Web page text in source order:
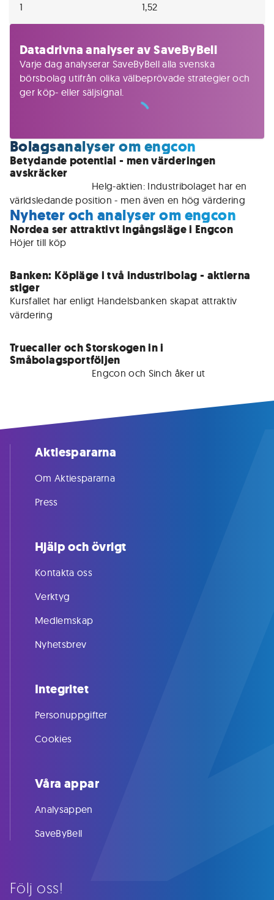
1 1,52
Datadrivna analyser av SaveByBell
Varje dag analyserar SaveByBell alla svenska
börsbolag utifrån olika välbeprövade strategier och
ger köp- eller säljsignal.
Bolagsanalyser om engcon
Betydande potential - men värderingen
avskräcker
Helg-aktien: Industribolaget har en
världsledande position - men även en hög värdering
Nyheter och analyser om engcon
Nordea ser attraktivt ingångsläge i Engcon
Höjer till köp
Banken: Köpläge i två industribolag - aktierna
stiger
Kursfallet har enligt Handelsbanken skapat attraktiv
värdering
Truecaller och Storskogen in i
Småbolagsportföljen
Engcon och Sinch åker ut
Följ oss!
Aktiespararna
Om Aktiespararna
Press
Hjälp och övrigt
Kontakta oss
Verktyg
Medlemskap
Nyhetsbrev
Integritet
Personuppgifter
Cookies
Våra appar
Analysappen
SaveByBell